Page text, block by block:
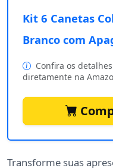
Kit 6 Canetas
Branco com
Confira os
diretamente na
Transforme suas